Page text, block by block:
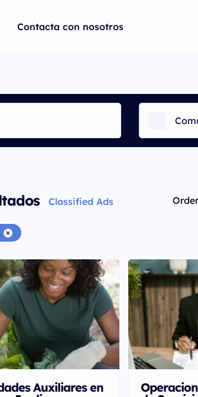
Contacta con nosotros
Classified Ads
Auxiliares en